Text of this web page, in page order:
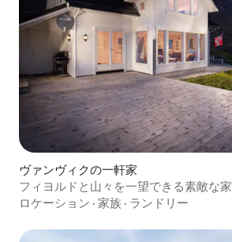
ヴァンヴィクの一軒家
フィヨルドと山々を一望できる素敵な家
ロケーション · 家族 · ランドリー